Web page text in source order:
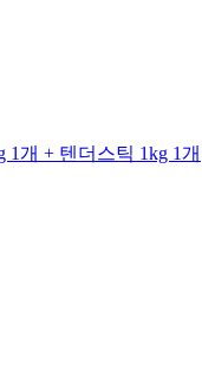
1개 + 텐더스틱 1kg 1개